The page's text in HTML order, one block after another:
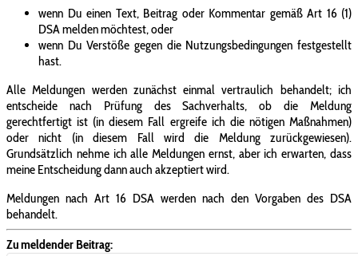
wenn Du einen Text, Beitrag oder Kommentar gemäß Art 16 (1)
DSA melden möchtest, oder
wenn Du Verstöße gegen die Nutzungsbedingungen festgestellt
hast.
Alle Meldungen werden zunächst einmal vertraulich behandelt; ich
entscheide nach Prüfung des Sachverhalts, ob die Meldung
gerechtfertigt ist (in diesem Fall ergreife ich die nötigen Maßnahmen)
oder nicht (in diesem Fall wird die Meldung zurückgewiesen).
Grundsätzlich nehme ich alle Meldungen ernst, aber ich erwarten, dass
meine Entscheidung dann auch akzeptiert wird.
Meldungen nach Art 16 DSA werden nach den Vorgaben des DSA
behandelt.
Zu meldender Beitrag: